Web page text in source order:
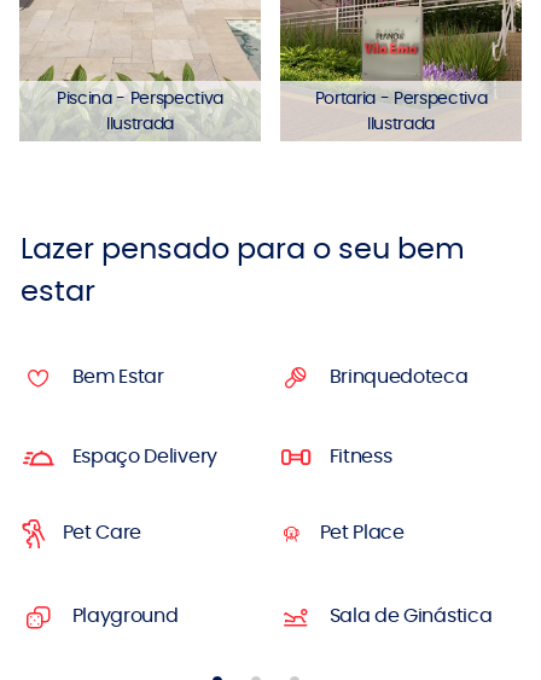
Piscina - Perspectiva
Ilustrada
Portaria - Perspectiva
Ilustrada
Lazer pensado para o seu bem
estar
Bem Estar Brinquedoteca
Espaço Delivery Fitness
Pet Care Pet Place
Playground Sala de Ginástica